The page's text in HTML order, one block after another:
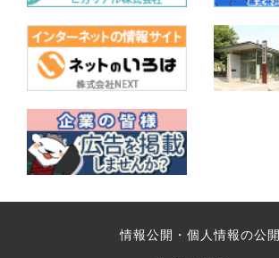
情報公開・個人情報の公開